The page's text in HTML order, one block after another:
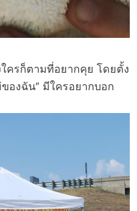
ใครก็ตามที่อยากคุย โดยตั้ง
องฉัน” มีใครอยากบอก